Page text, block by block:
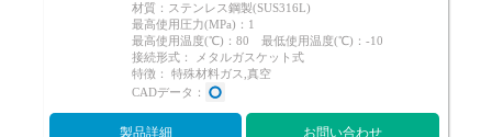
材質：ステンレス鋼製(SUS316L)
最高使用圧力(MPa)：1
最高使用温度(℃)：80 最低使用温度(℃)：-10
接続形式： メタルガスケット式
特徴： 特殊材料ガス,真空
CADデータ：
製品詳細 お問い合わせ